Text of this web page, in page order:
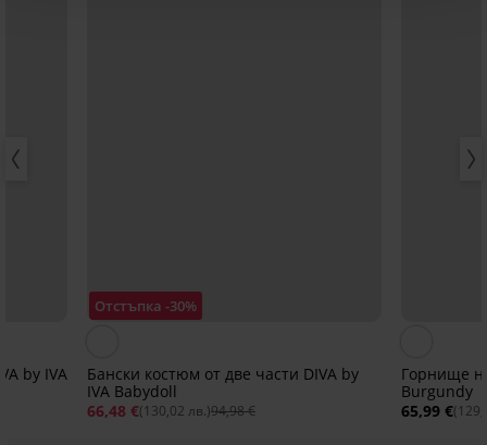
by IVA
Отстъпка -30%
Бански костюм от две части DIVA by
IVA Babydoll
66,48 €(130,02 лв.)94,98 €
Горнище
Burgundy
65,99 €